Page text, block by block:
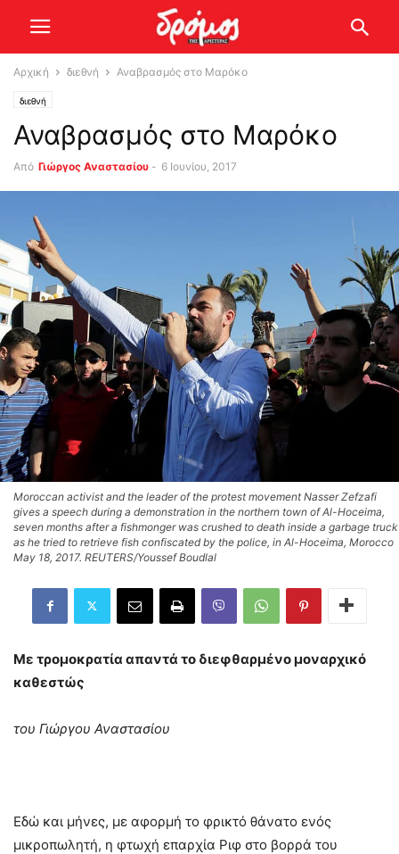
Αρχική διεθνή Αναβρασμός στο Μαρόκο
διεθνή
Αναβρασμός στο Μαρόκο
Από Γιώργος Αναστασίου - 6 Ιουνίου, 2017
Moroccan activist and the leader of the protest movement Nasser Zefzafi
gives a speech during a demonstration in the northern town of Al-Hoceima,
seven months after a fishmonger was crushed to death inside a garbage truck
as he tried to retrieve fish confiscated by the police, in Al-Hoceima, Morocco
May 18, 2017. REUTERS/Youssef Boudlal
Με τρομοκρατία απαντά το διεφθαρμένο μοναρχικό
καθεστώς
του Γιώργου Αναστασίου
Εδώ και μήνες, με αφορμή το φρικτό θάνατο ενός
μικροπωλητή, η φτωχή επαρχία Ριφ στο βορρά του